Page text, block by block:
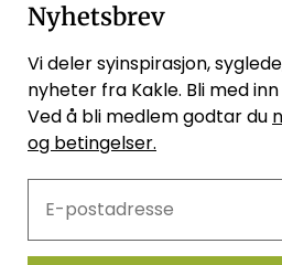
Nyhetsbrev
Vi deler syinspirasjon,
nyheter fra Kakle. Bli med
Ved å bli medlem godtar du
og betingelser.